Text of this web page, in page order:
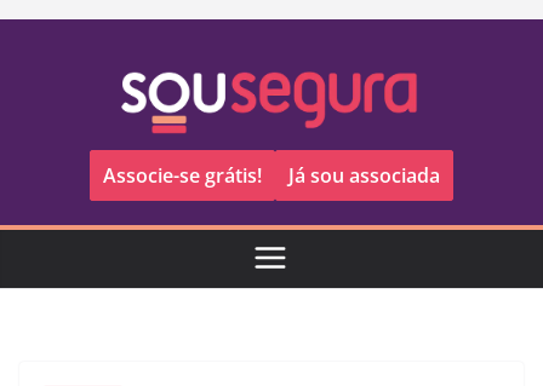
Pular
Associe-se grátis! Já sou associada